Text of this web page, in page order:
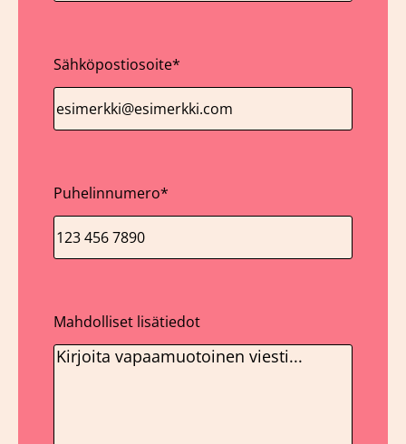
Sähköpostiosoite*
Puhelinnumero*
Mahdolliset lisätiedot